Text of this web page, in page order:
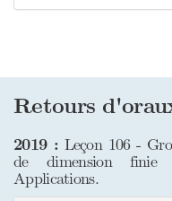
Retours
2019 : Leçon 106 -
de dimension finie
Applications.